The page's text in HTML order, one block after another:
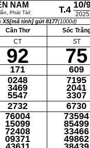
NAM
Phát Tài! T.4 10/
2025
XS[mã tỉnh] gửi 8177(1000đ)
Cần Thơ
CT
92
171
0248
3469
5547
2732
76004
15099
72408
09371
Sóc
ST
75
609
7195
2041
3307
6730
73594
85499
33466
49862